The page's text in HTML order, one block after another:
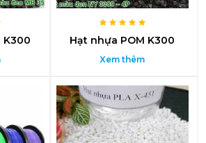
K300 Hạt nhựa POM K300
Xem thêm